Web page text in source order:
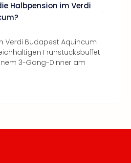
Halbpension im Verdi
Verdi Budapest Aquincum
Frühstücksbuffet
3-Gang-Dinner am